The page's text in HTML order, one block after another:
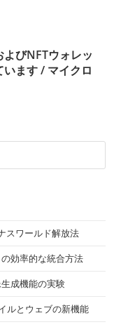
びNFTウォレッ
います / マイクロ
スワールド解放法
効率的な統合方法
成機能の実験
ルとウェブの新機能